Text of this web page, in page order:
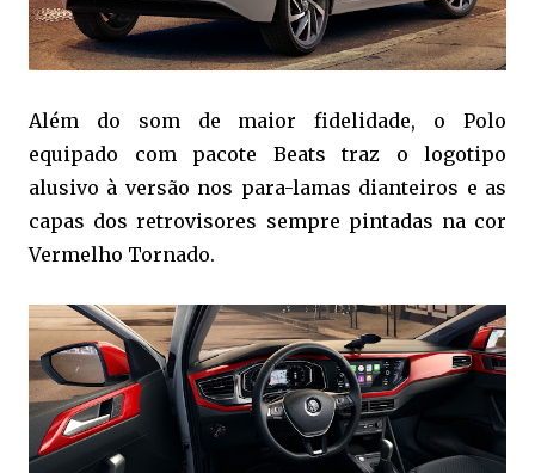
Além do som de maior fidelidade, o Polo
equipado com pacote Beats traz o logotipo
alusivo à versão nos para-lamas dianteiros e as
capas dos retrovisores sempre pintadas na cor
Vermelho Tornado.